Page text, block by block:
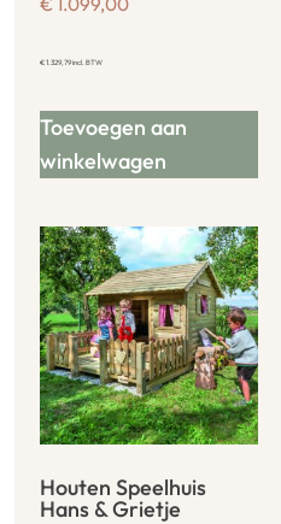
€1.329,79incl. BTW
Toevoegen aan
winkelwagen
Houten Speelhuis
Hans & Grietje